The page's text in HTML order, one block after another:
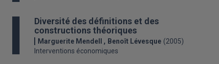
Diversité des définitions et des
constructions théoriques
Marguerite Mendell Benoît Lévesque (2005)
Interventions économiques